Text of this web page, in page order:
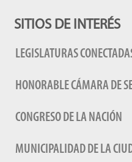
SITIOS DE INTERÉS
LEGISLATURAS
HONORABLE CÁMARA DE
CONGRESO DE LA NACIÓN
MUNICIPALIDAD DE LA